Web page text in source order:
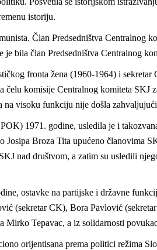
istoriju.
Član Predsedništva Centralnog
je bila član Predsedništva Centralnog
fronta žena (1960-1964) i sekretar
komisije Centralnog komiteta SKJ
visoku funkciju nije došla
1971. godine, usledila je i
Josipa Broza Tita upućeno članovima
nad društvom, a zatim su usledili
ostavke na partijske i državne
(sekretar CK), Bora Pavlović
Mirko Tepavac, a iz solidarnosti
orijentisana prema politici režima